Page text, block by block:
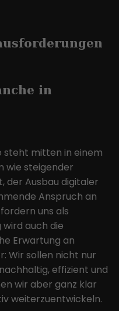
in
steht mitten in einem
wie steigender
der Ausbau digitaler
Anspruch an
uns als
auch die
Erwartung an
Wir sollen nicht nur
effizient und
wir aber ganz klar
weiterzuentwickeln.
ID. So kann der
ihm Zugang zu
eine Variation des
sein, das verwendet
Google auf Websites
zu
von Google
Das Cookie wird
darüber
Besucher eine
und hilft bei der
Analyseberichts
der Website geht. Die
umfassen die